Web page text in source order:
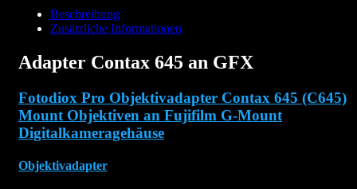
Beschreibung
Zusätzliche Informationen
Adapter Contax 645 an GFX
Fotodiox Pro Objektivadapter Contax 645 (C645)
Mount Objektiven an Fujifilm G-Mount
Digitalkameragehäuse
Objektivadapter